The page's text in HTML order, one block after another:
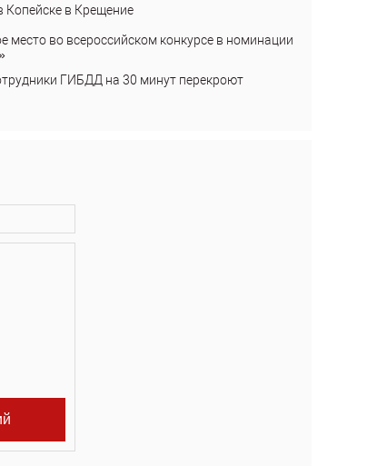
Копейске в Крещение
место во всероссийском конкурсе в номинации
ГИБДД на 30 минут перекроют